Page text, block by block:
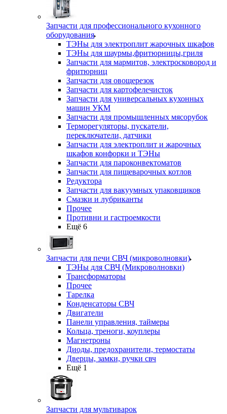
Запчасти для профессионального кухонного
оборудования
ТЭНы для электроплит жарочных шкафов
ТЭНы для шаурмы,фритюрницы,гриля
Запчасти для мармитов, электросковород и
фритюрниц
Запчасти для овощерезок
Запчасти для картофелечисток
Запчасти для универсальных кухонных
машин УКМ
Запчасти для промышленных мясорубок
Терморегуляторы, пускатели,
переключатели, датчики
Запчасти для электроплит и жарочных
шкафов конфорки и ТЭНы
Запчасти для пароконвектоматов
Запчасти для пищеварочных котлов
Редуктора
Запчасти для вакуумных упаковщиков
Смазки и лубриканты
Прочее
Противни и гастроемкости
Ещё 6
Запчасти для печи СВЧ (микроволновки)
ТЭНы для СВЧ (Микроволновки)
Трансформаторы
Прочее
Тарелка
Конденсаторы СВЧ
Двигатели
Панели управления, таймеры
Кольца, треноги, коуплеры
Магнетроны
Диоды, предохранители, термостаты
Дверцы, замки, ручки свч
Ещё 1
Запчасти для мультиварок